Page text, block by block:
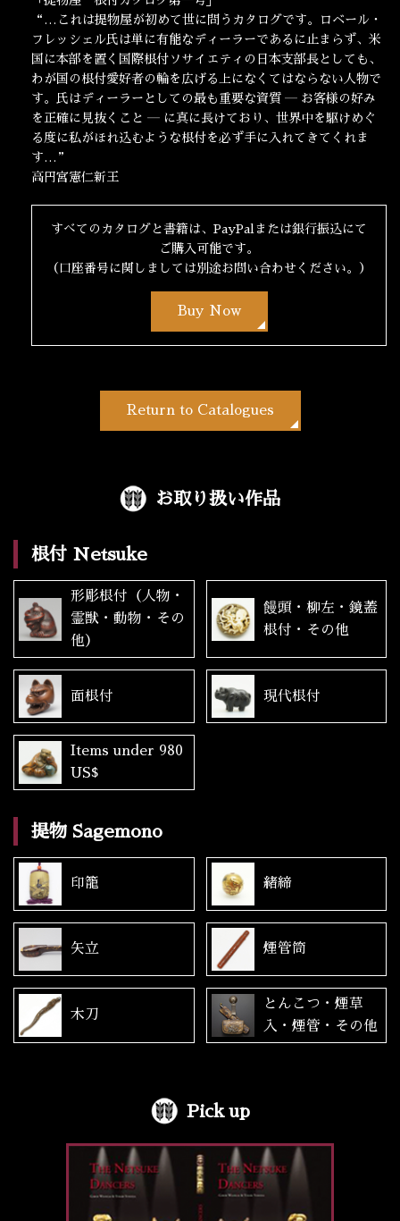
“…これは提物屋が初めて世に問うカタログです。ロベール・
フレッシェル氏は単に有能なディーラーであるに止まらず、米
国に本部を置く国際根付ソサイエティの日本支部長としても、
わが国の根付愛好者の輪を広げる上になくてはならない人物で
す。氏はディーラーとしての最も重要な資質 ― お客様の好み
を正確に見抜くこと ― に真に長けており、世界中を駆けめぐ
る度に私がほれ込むような根付を必ず手に入れてきてくれま
す…”
高円宮憲仁新王
すべてのカタログと書籍は、PayPalまたは銀行振込にて
ご購入可能です。
（口座番号に関しましては別途お問い合わせください。）
Buy Now
Return to Catalogues
お取り扱い作品
根付 Netsuke
形彫根付（人物・
霊獣・動物・その
他）
饅頭・柳左・鏡蓋
根付・その他
面根付 現代根付
Items under 980
US$
提物 Sagemono
印籠 緒締
矢立 煙管筒
木刀
とんこつ・煙草
入・煙管・その他
Pick up